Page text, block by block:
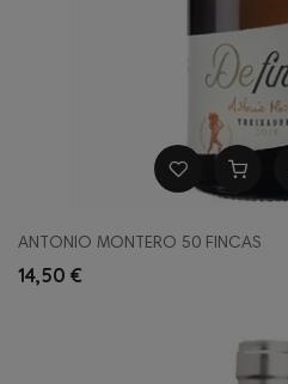
ANTONIO MONTERO 50 FINCAS
14,50 €